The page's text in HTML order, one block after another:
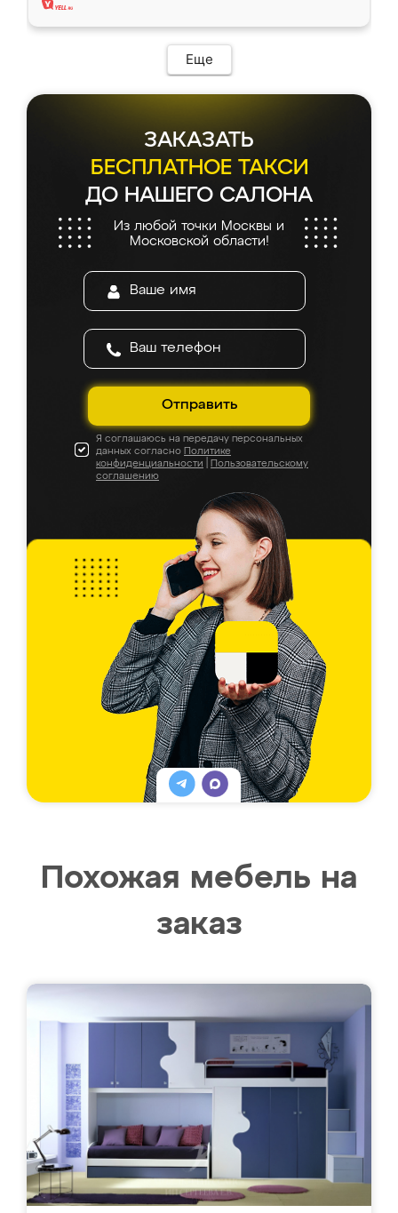
Еще
ЗАКАЗАТЬ
БЕСПЛАТНОЕ ТАКСИ
ДО НАШЕГО САЛОНА
Из любой точки Москвы и
Московской области!
Отправить
Я соглашаюсь на передачу персональных
данных согласно Политике
конфиденциальности
Пользовательскому
соглашению
Похожая мебель на
заказ